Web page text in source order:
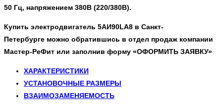
50 Гц, напряжением 380В (220/380В).
Купить электродвигатель 5АИ90LA8 в Санкт-
Петербурге можно обратившись в отдел продаж компании
Мастер-РеФит или заполнив форму «ОФОРМИТЬ ЗАЯВКУ»
ХАРАКТЕРИСТИКИ
УСТАНОВОЧНЫЕ РАЗМЕРЫ
ВЗАИМОЗАМЕНЯЕМОСТЬ